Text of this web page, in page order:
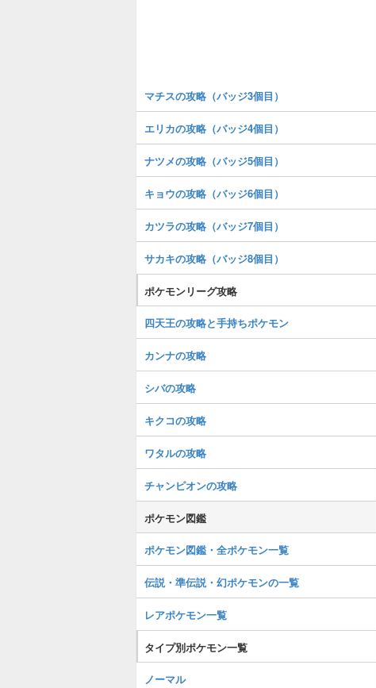
マチスの攻略（バッジ3個目）
エリカの攻略（バッジ4個目）
ナツメの攻略（バッジ5個目）
キョウの攻略（バッジ6個目）
カツラの攻略（バッジ7個目）
サカキの攻略（バッジ8個目）
ポケモンリーグ攻略
四天王の攻略と手持ちポケモン
カンナの攻略
シバの攻略
キクコの攻略
ワタルの攻略
チャンピオンの攻略
ポケモン図鑑
ポケモン図鑑・全ポケモン一覧
伝説・準伝説・幻ポケモンの一覧
レアポケモン一覧
タイプ別ポケモン一覧
ノーマル